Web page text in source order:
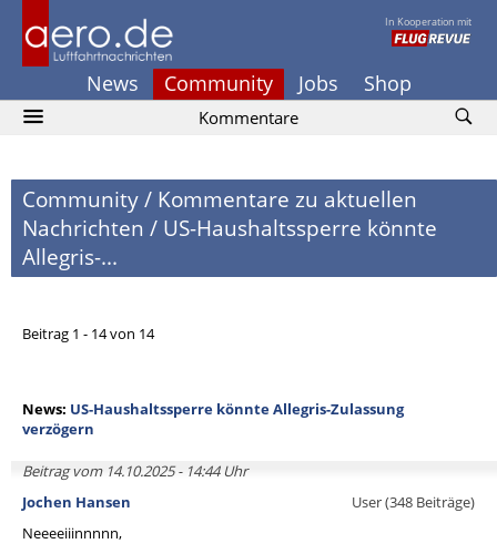
In Kooperation mit
News Community Jobs Shop
Kommentare
Community/ Kommentare zu aktuellen
Nachrichten / US-Haushaltssperre könnte
Allegris-...
Beitrag 1 - 14 von 14
News: US-Haushaltssperre könnte Allegris-Zulassung
verzögern
Beitrag vom 14.10.2025 - 14:44 Uhr
Jochen Hansen
User (348 Beiträge)
Neeeeiiinnnnn,